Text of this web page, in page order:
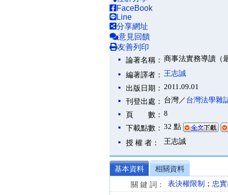
FaceBook
Line
分享網址
意見回饋
友善列印
論著名稱： 商事法實務導讀（
編著譯者： 王志誠
出版日期： 2011.09.01
刊登出處： 台灣／台灣法學雜
頁 數： 8
下載點數： 32 點
授 權 者：
王志誠
基本資料
相關資料
關 鍵 詞：
表決權限制 ； 忠